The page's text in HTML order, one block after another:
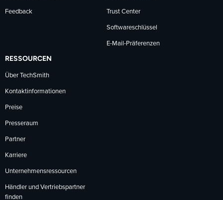
Feedback Trust Center
Softwareschlüssel
E-Mail-Präferenzen
RESSOURCEN
Über TechSmith
Kontaktinformationen
Preise
Presseraum
Partner
Karriere
Unternehmensressourcen
Händler und Vertriebspartner
finden